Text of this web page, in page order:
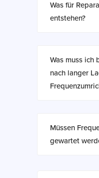
Was für
entstehen?
Was muss ich
nach langer
Müssen
gewartet